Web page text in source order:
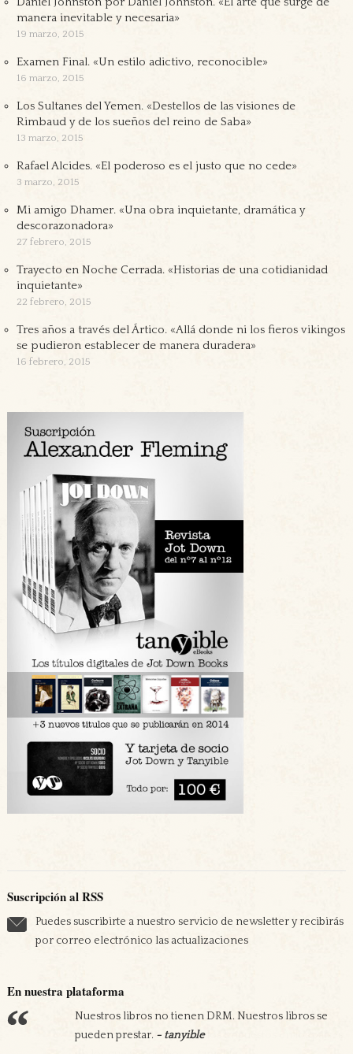
manera inevitable y necesaria»
19 marzo, 2015
Examen Final. «Un estilo adictivo, reconocible»
16 marzo, 2015
Los Sultanes del Yemen. «Destellos de las visiones de
Rimbaud y de los sueños del reino de Saba»
13 marzo, 2015
Rafael Alcides. «El poderoso es el justo que no cede»
3 marzo, 2015
Mi amigo Dhamer. «Una obra inquietante, dramática y
descorazonadora»
27 febrero, 2015
Trayecto en Noche Cerrada. «Historias de una cotidianidad
inquietante»
22 febrero, 2015
Tres años a través del Ártico. «Allá donde ni los fieros vikingos
se pudieron establecer de manera duradera»
16 febrero, 2015
Suscripción al RSS
Puedes suscribirte a nuestro servicio de newsletter y recibirás
por correo electrónico las actualizaciones
En nuestra plataforma
Nuestros libros no tienen DRM. Nuestros libros se
pueden prestar. - tanyible
Apostamos por nuestra economía. Nos
comprometemos a pagar los impuestos en los países